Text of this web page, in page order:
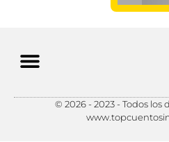
© 2026 - 2023 - Todos los